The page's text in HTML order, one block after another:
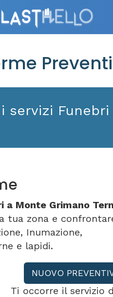
servizi Funebri
a Monte Grimano
tua zona e
Inumazione,
e lapidi.
NUOVO
Ti occorre il servizio